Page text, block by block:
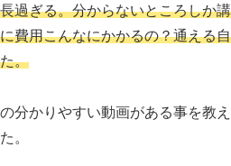
過ぎる。分からないところしか講
費用こんなにかかるの？通える自
。
分かりやすい動画がある事を教え
。